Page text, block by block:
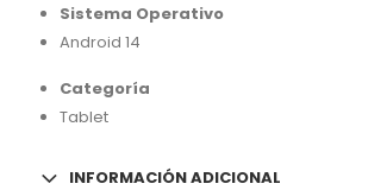
Sistema Operativo
Android 14
Categoría
Tablet
INFORMACIÓN ADICIONAL